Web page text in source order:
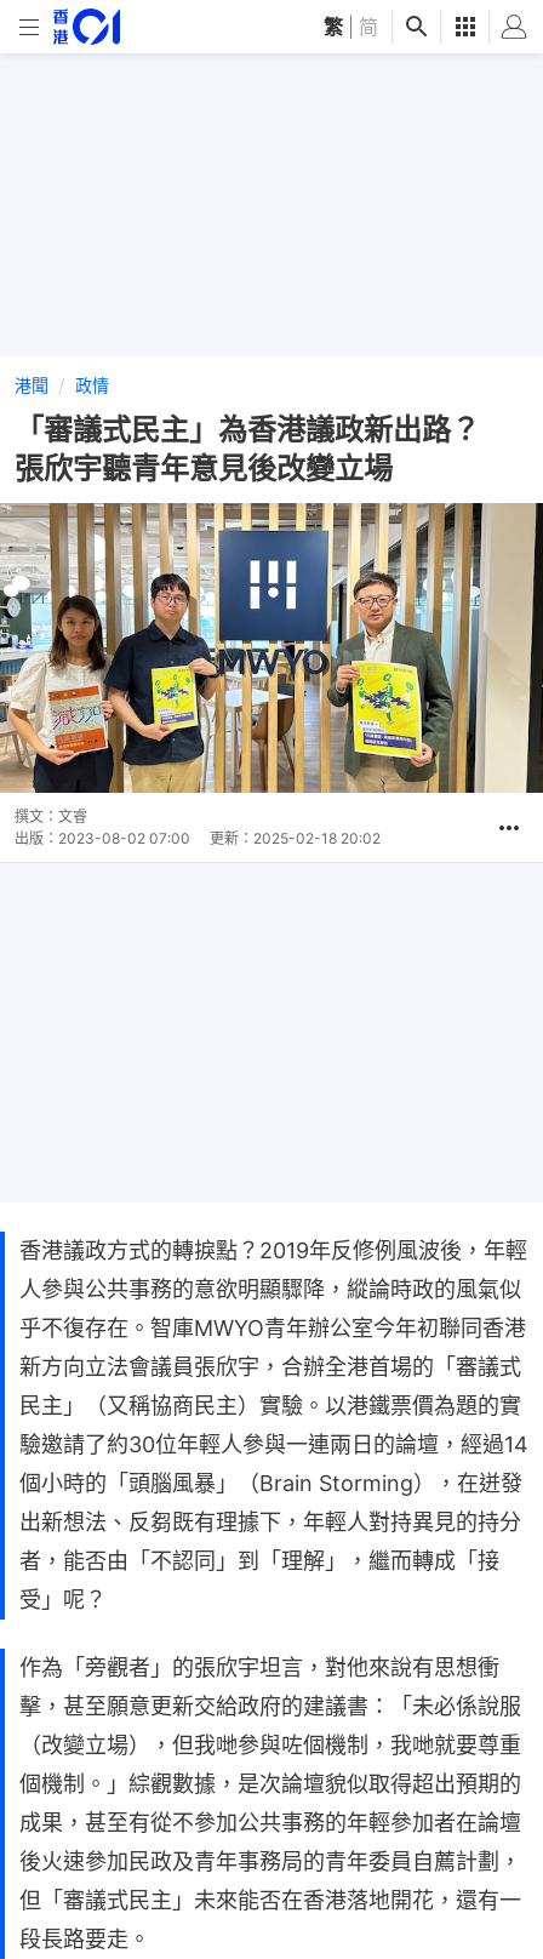
繁 简
港聞 政情
「審議式民主」為香港議政新出路？
張欣宇聽青年意見後改變立場
撰文： 文睿
出版： 2023-08-02 07:00 更新： 2025-02-18 20:02
香港議政方式的轉捩點？2019年反修例風波後，年輕
人參與公共事務的意欲明顯驟降，縱論時政的風氣似
乎不復存在。智庫MWYO青年辦公室今年初聯同香港
新方向立法會議員張欣宇，合辦全港首場的「審議式
民主」（又稱協商民主）實驗。以港鐵票價為題的實
驗邀請了約30位年輕人參與一連兩日的論壇，經過14
個小時的「頭腦風暴」（Brain Storming），在迸發
出新想法、反芻既有理據下，年輕人對持異見的持分
者，能否由「不認同」到「理解」，繼而轉成「接
受」呢？
作為「旁觀者」的張欣宇坦言，對他來說有思想衝
擊，甚至願意更新交給政府的建議書：「未必係說服
（改變立場），但我哋參與咗個機制，我哋就要尊重
個機制。」綜觀數據，是次論壇貌似取得超出預期的
成果，甚至有從不參加公共事務的年輕參加者在論壇
後火速參加民政及青年事務局的青年委員自薦計劃，
但「審議式民主」未來能否在香港落地開花，還有一
段長路要走。